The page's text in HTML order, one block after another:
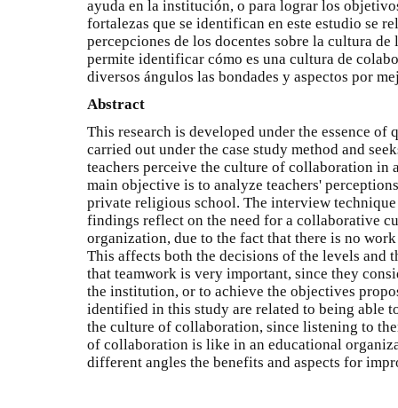
ayuda en la institución, o para lograr los
fortalezas que se identifican en este estudio se
percepciones de los docentes sobre la cultura
permite identificar cómo es una cultura de
diversos ángulos las bondades y aspectos por
Abstract
This research is developed under the essence
carried out under the case study method and
teachers perceive the culture of collaboration
main objective is to analyze teachers'
private religious school. The interview
findings reflect on the need for a collaborative
organization, due to the fact that there is no
This affects both the decisions of the levels and
that teamwork is very important, since they
the institution, or to achieve the objectives
identified in this study are related to being able
the culture of collaboration, since listening to
of collaboration is like in an educational
different angles the benefits and aspects for